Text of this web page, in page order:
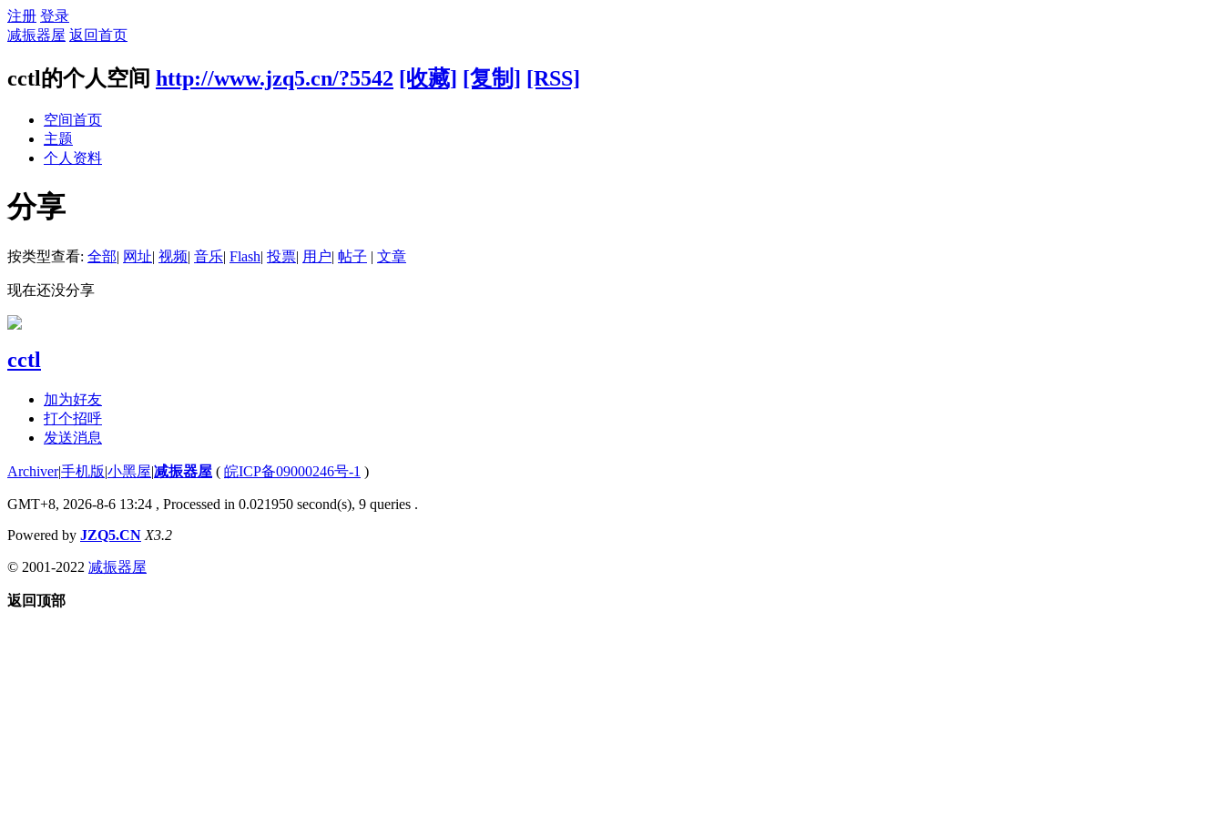
注册 登录
减振器屋 返回首页
cctl的个人空间 http://www.jzq5.cn/?5542 [收藏] [复制] [RSS]
空间首页
主题
个人资料
分享
按类型查看: 全部| 网址| 视频| 音乐| Flash| 投票| 用户| 帖子 | 文章
现在还没分享
cctl
加为好友
打个招呼
发送消息
Archiver|手机版|小黑屋|减振器屋 ( 皖ICP备09000246号-1 )
GMT+8, 2026-8-6 13:24 , Processed in 0.021950 second(s), 9 queries .
Powered by JZQ5.CN X3.2
© 2001-2022 减振器屋
返回顶部